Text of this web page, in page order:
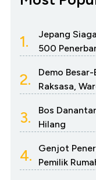
1.
Jepang
500
2.
Demo
Raksasa,
3.
Bos
Hilang
4.
Genjot
Pemilik